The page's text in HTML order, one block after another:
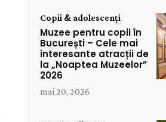
Copii & adolescenți
Muzee pentru copii în
București – Cele mai
interesante atracții de
la „Noaptea Muzeelor”
2026
mai 20, 2026